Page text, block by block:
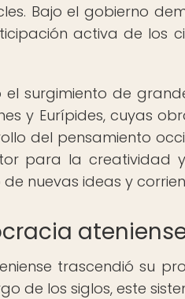
Bajo el gobierno
activa de los
surgimiento de
y Eurípides, cuyas
del pensamiento
para la creatividad
nuevas ideas y
trascendió su
de los siglos, este